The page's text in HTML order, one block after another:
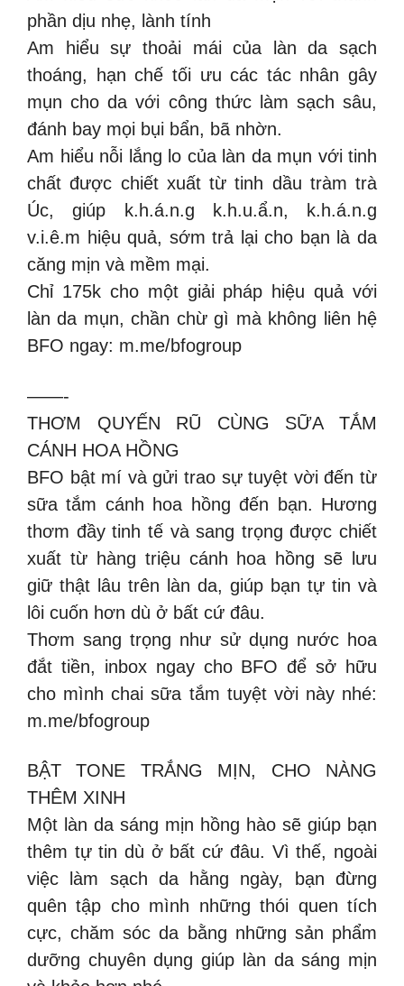
phần dịu nhẹ, lành tính
Am hiểu sự thoải mái của làn da sạch
thoáng, hạn chế tối ưu các tác nhân gây
mụn cho da với công thức làm sạch sâu,
đánh bay mọi bụi bẩn, bã nhờn.
Am hiểu nỗi lắng lo của làn da mụn với tinh
chất được chiết xuất từ tinh dầu tràm trà
Úc, giúp k.h.á.n.g k.h.u.ẩ.n, k.h.á.n.g
v.i.ê.m hiệu quả, sớm trả lại cho bạn là da
căng mịn và mềm mại.
Chỉ 175k cho một giải pháp hiệu quả với
làn da mụn, chần chừ gì mà không liên hệ
BFO ngay: m.me/bfogroup
——-
THƠM QUYẾN RŨ CÙNG SỮA TẮM
CÁNH HOA HỒNG
BFO bật mí và gửi trao sự tuyệt vời đến từ
sữa tắm cánh hoa hồng đến bạn. Hương
thơm đầy tinh tế và sang trọng được chiết
xuất từ hàng triệu cánh hoa hồng sẽ lưu
giữ thật lâu trên làn da, giúp bạn tự tin và
lôi cuốn hơn dù ở bất cứ đâu.
Thơm sang trọng như sử dụng nước hoa
đắt tiền, inbox ngay cho BFO để sở hữu
cho mình chai sữa tắm tuyệt vời này nhé:
m.me/bfogroup
BẬT TONE TRẮNG MỊN, CHO NÀNG
THÊM XINH
Một làn da sáng mịn hồng hào sẽ giúp bạn
thêm tự tin dù ở bất cứ đâu. Vì thế, ngoài
việc làm sạch da hằng ngày, bạn đừng
quên tập cho mình những thói quen tích
cực, chăm sóc da bằng những sản phẩm
dưỡng chuyên dụng giúp làn da sáng mịn